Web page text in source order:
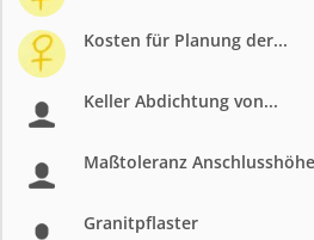
Kosten für Planung der...
Keller Abdichtung von...
Maßtoleranz
Granitpflaster